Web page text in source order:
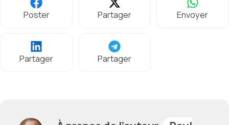
Poster Partager Envoyer
Partager Partager